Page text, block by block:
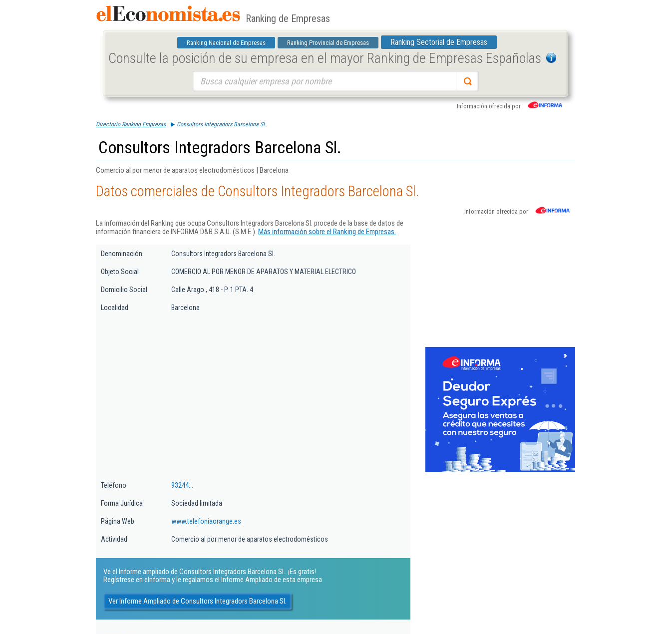
Ranking de Empresas
Ranking Nacional de Empresas Ranking Provincial de Empresas Ranking Sectorial de Empresas
Consulte la posición de su empresa en el mayor Ranking de Empresas Españolas
Información ofrecida por
Directorio Ranking Empresas Consultors Integradors Barcelona Sl.
Consultors Integradors Barcelona Sl.
Comercio al por menor de aparatos electrodomésticos | Barcelona
Datos comerciales de Consultors Integradors Barcelona Sl.
Información ofrecida por
La información del Ranking que ocupa Consultors Integradors Barcelona Sl. procede de la base de datos de
información financiera de INFORMA D&B S.A.U. (S.M.E.). Más información sobre el Ranking de Empresas.
Denominación Consultors Integradors Barcelona Sl.
Objeto Social COMERCIO AL POR MENOR DE APARATOS Y MATERIAL ELECTRICO
Domicilio Social Calle Arago , 418 - P. 1 PTA. 4
Localidad Barcelona
Teléfono 93244...
Forma Jurídica Sociedad limitada
Página Web www.telefoniaorange.es
Actividad Comercio al por menor de aparatos electrodomésticos
Ve el Informe ampliado de Consultors Integradors Barcelona Sl.. ¡Es gratis!
Regístrese en eInforma y le regalamos el Informe Ampliado de esta empresa
Ver Informe Ampliado de Consultors Integradors Barcelona Sl.